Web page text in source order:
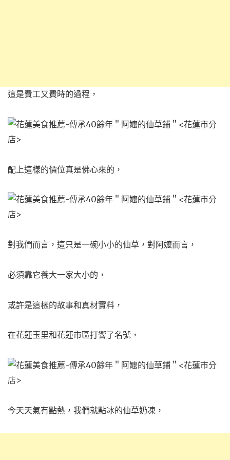
這是費工又費時的過程，
配上這樣的價位真是佛心來的，
對我們而言，這只是一碗小小的仙草，對阿嬤而言，
必須靠它養大一家大小的，
或許是這樣的故事和真材實料，
在花蓮玉里和花蓮市區打響了名號，
今天天氣有點熱，我們就點冰的仙草奶凍，